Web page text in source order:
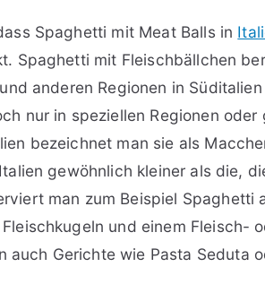
Spaghetti mit Meat Balls in
Spaghetti mit Fleischbällchen
anderen Regionen in
nur in speziellen Regionen oder
bezeichnet man sie als
gewöhnlich kleiner als die,
man zum Beispiel Spaghetti
und einem Fleisch-
auch Gerichte wie Pasta Seduta